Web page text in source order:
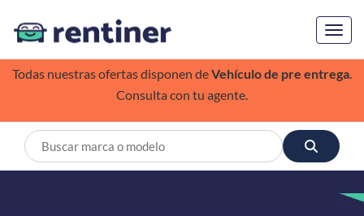
Todas nuestras ofertas disponen deVehículo de pre entrega.
Consulta con tu agente.